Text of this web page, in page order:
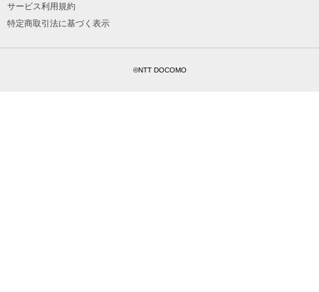
サービス利用規約
特定商取引法に基づく表示
©NTT DOCOMO